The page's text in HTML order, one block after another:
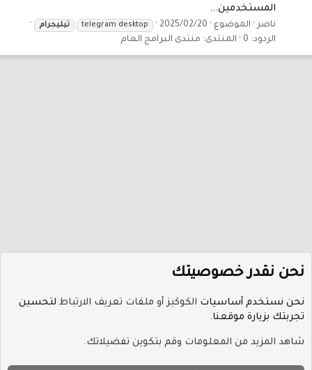
المستخدمين...
ناصر الموضوع 2025/02/20
telegram desktop تيليجرام
الردود: 0 المنتدى: منتدى البرامج العام
نحن نقدر خصوصيتك
نحن نستخدم أساسيات الكوكيز أو ملفات تعريف الارتباط لتحسين
تجربتك بزيارة موقعنا.
شاهد المزيد من المعلومات وقم بتكوين تفضيلاتك.